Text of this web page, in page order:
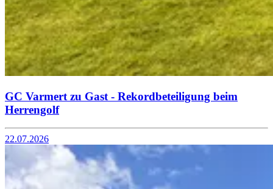
GC Varmert zu Gast - Rekordbeteiligung beim
Herrengolf
22.07.2026